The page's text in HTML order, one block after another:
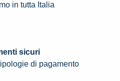
in tutta Italia
sicuri
di pagamento